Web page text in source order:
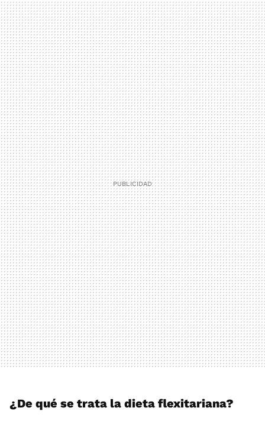
¿De qué se trata la dieta flexitariana?